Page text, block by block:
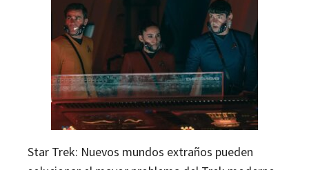
Star Trek: Nuevos mundos extraños pueden